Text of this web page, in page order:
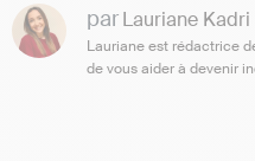
parLauriane Kadri
Lauriane est rédactrice
de vous aider à devenir